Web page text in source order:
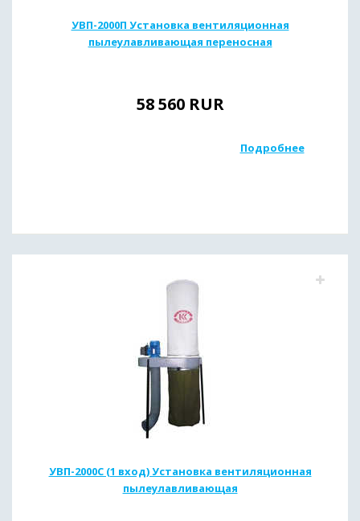
УВП-2000П Установка вентиляционная
пылеулавливающая переносная
58 560 RUR
Подробнее
УВП-2000С (1 вход) Установка вентиляционная
пылеулавливающая